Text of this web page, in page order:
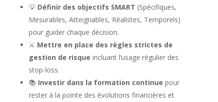
💡 Définir des objectifs SMART (Spécifiques,
Mesurables, Atteignables, Réalistes, Temporels)
pour guider chaque décision.
⚔️ Mettre en place des règles strictes de
gestion de risque incluant l’usage régulier des
stop-loss.
📚 Investir dans la formation continue pour
rester à la pointe des évolutions financières et